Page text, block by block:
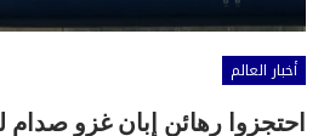
أخبار العالم